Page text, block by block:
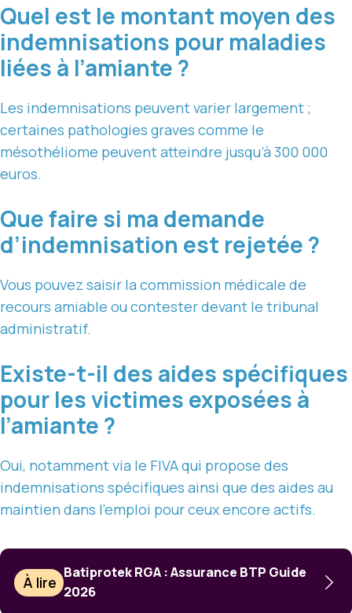
Quel est le montant moyen des
indemnisations pour maladies
liées à l’amiante ?
Les indemnisations peuvent varier largement ;
certaines pathologies graves comme le
mésothéliome peuvent atteindre jusqu’à 300 000
euros.
Que faire si ma demande
d’indemnisation est rejetée ?
Vous pouvez saisir la commission médicale de
recours amiable ou contester devant le tribunal
administratif.
Existe-t-il des aides spécifiques
pour les victimes exposées à
l’amiante ?
Oui, notamment via le FIVA qui propose des
indemnisations spécifiques ainsi que des aides au
maintien dans l’emploi pour ceux encore actifs.
À lire
Batiprotek RGA : Assurance BTP Guide
2026